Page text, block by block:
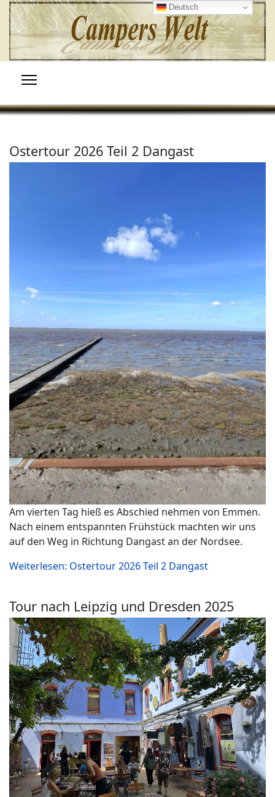
Deutsch
Ostertour 2026 Teil 2 Dangast
Am vierten Tag hieß es Abschied nehmen von Emmen.
Nach einem entspannten Frühstück machten wir uns
auf den Weg in Richtung Dangast an der Nordsee.
Weiterlesen: Ostertour 2026 Teil 2 Dangast
Tour nach Leipzig und Dresden 2025